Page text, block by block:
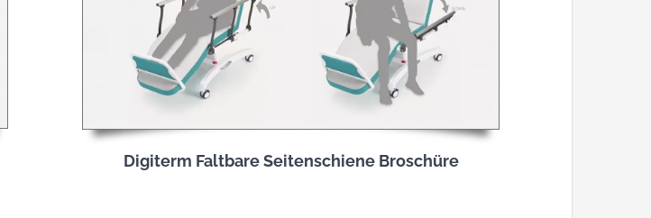
Digiterm Faltbare Seitenschiene Broschüre